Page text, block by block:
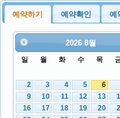
예약하기 예약확인 예
2026 8월
일 월 화 수 목
2
3 4 5 6
9
10 11 12 13
16
17 18 19 20